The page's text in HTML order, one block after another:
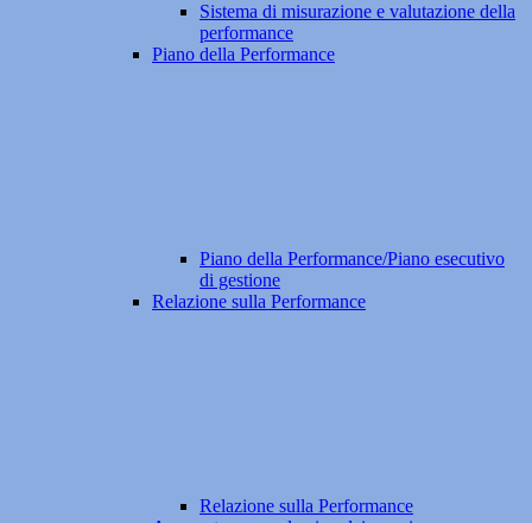
Sistema di misurazione e valutazione della
performance
Piano della Performance
Piano della Performance/Piano esecutivo
di gestione
Relazione sulla Performance
Relazione sulla Performance